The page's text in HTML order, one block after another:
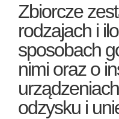
Zbiorcze
rodzajach i
sposobach
nimi oraz o
odzysku i